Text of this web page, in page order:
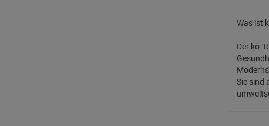
Was ist
Der
Sie sind